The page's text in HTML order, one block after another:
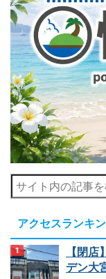
アクセスランキ
【閉
デン大